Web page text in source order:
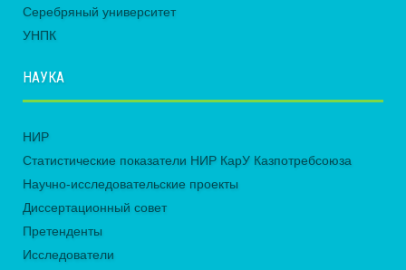
Серебряный университет
УНПК
НАУКА
НИР
Статистические показатели НИР КарУ Казпотребсоюза
Научно-исследовательские проекты
Диссертационный совет
Претенденты
Исследователи